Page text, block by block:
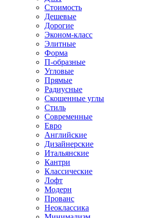
Стоимость
Дешевые
Дорогие
Эконом-класс
Элитные
Форма
П-образные
Угловые
Прямые
Радиусные
Скошенные углы
Стиль
Современные
Евро
Английские
Дизайнерские
Итальянские
Кантри
Классические
Лофт
Модерн
Прованс
Неоклассика